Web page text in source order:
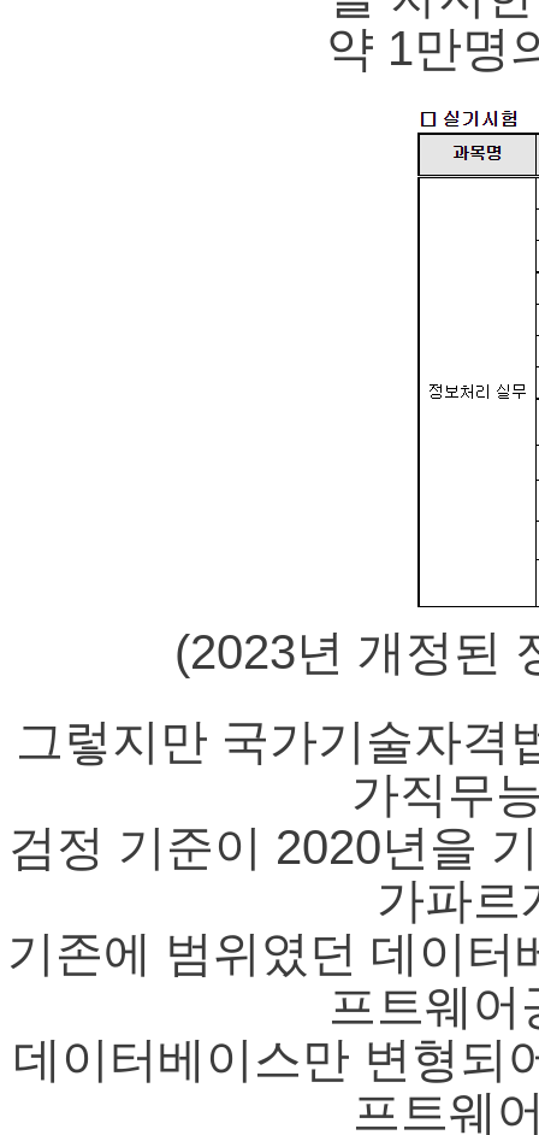
약 1만명
(2023년 개정된
그렇지만 국가기술자격
가직무
검정 기준이 2020년을
가파르
기존에 범위였던 데이
프트웨어
데이터베이스만 변형되
프트웨